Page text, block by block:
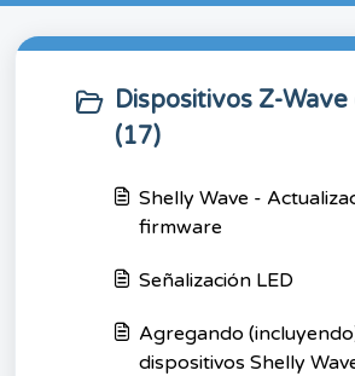
Dispositivos Z-
(17)
Shelly Wave -
firmware
Señalización LED
Agregando
dispositivos Shelly